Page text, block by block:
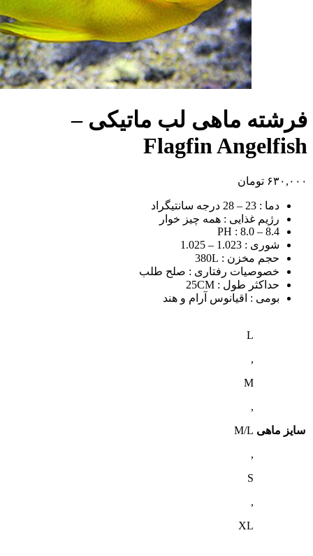
فرشته ماهی لب ماتیکی –
Flagfin Angelfish
۶۳۰,۰۰۰ تومان
دما : 23 – 28 درجه سانتیگراد
رژیم غذایی : همه چیز خوار
PH : 8.0 – 8.4
شوری : 1.023 – 1.025
حجم مخزن : 380L
خصوصیات رفتاری : صلح طلب
حداکثر طول : 25CM
بومی : اقیانوس آرام و هند
سایز ماهی
L
,
M
,
M/L
,
S
,
XL